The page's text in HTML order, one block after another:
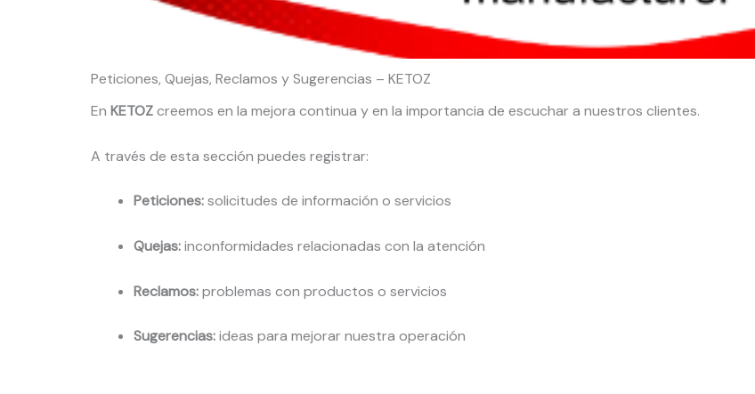
Peticiones, Quejas, Reclamos y Sugerencias – KETOZ
En KETOZcreemos en la mejora continua y en la importancia de escuchar a nuestros clientes.
A través de esta sección puedes registrar:
Peticiones:solicitudes de información o servicios
Quejas:inconformidades relacionadas con la atención
Reclamos:problemas con productos o servicios
Sugerencias:ideas para mejorar nuestra operación